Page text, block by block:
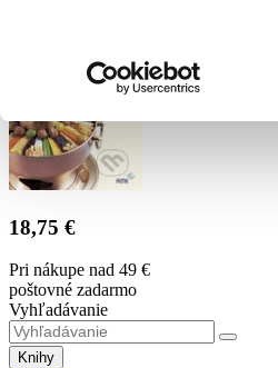
18,75 €
Pri nákupe nad 49 €
poštovné zadarmo
Vyhľadávanie
Knihy